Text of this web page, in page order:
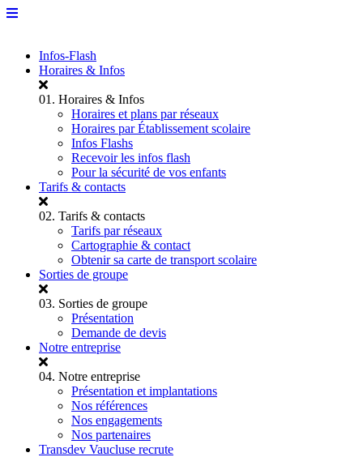
Infos-Flash
Horaires & Infos
01. Horaires & Infos
Horaires et plans par réseaux
Horaires par Établissement scolaire
Infos Flashs
Recevoir les infos flash
Pour la sécurité de vos enfants
Tarifs & contacts
02. Tarifs & contacts
Tarifs par réseaux
Cartographie & contact
Obtenir sa carte de transport scolaire
Sorties de groupe
03. Sorties de groupe
Présentation
Demande de devis
Notre entreprise
04. Notre entreprise
Présentation et implantations
Nos références
Nos engagements
Nos partenaires
Transdev Vaucluse recrute